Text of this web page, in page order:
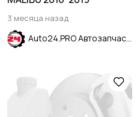
3 месяца назад
Auto24.PRO Автозапчасти